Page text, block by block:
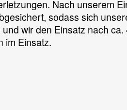
Nach unserem
sodass sich
wir den Einsatz nach ca.
im Einsatz.